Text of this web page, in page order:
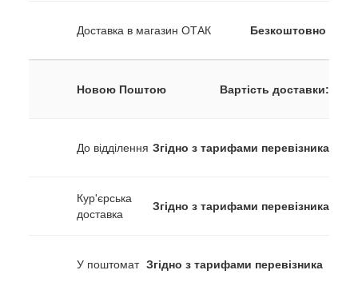
Доставка в магазин ОТАК Безкоштовно
Новою Поштою Вартість доставки:
До відділення Згідно з тарифами перевізника
Кур'єрська
доставка
Згідно з тарифами перевізника
У поштомат Згідно з тарифами перевізника